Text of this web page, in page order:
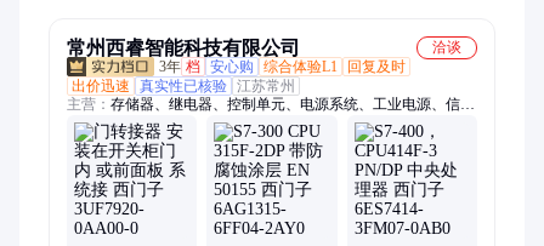
常州西睿智能科技有限公司
洽谈
3年 档 安心购 综合体验L1
回复及时
出价迅速
真实性已核验 江苏常州
主营： 存储器、继电器、控制单元、电源系统、工业电源、信号
模块、可编程控制器